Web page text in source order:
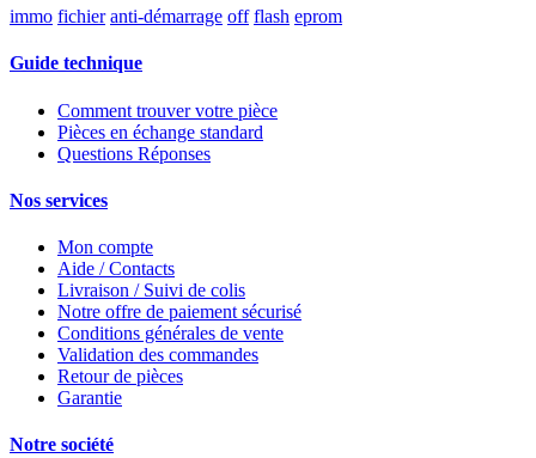
immo fichier anti-démarrage off flash eprom
Guide technique
Comment trouver votre pièce
Pièces en échange standard
Questions Réponses
Nos services
Mon compte
Aide / Contacts
Livraison / Suivi de colis
Notre offre de paiement sécurisé
Conditions générales de vente
Validation des commandes
Retour de pièces
Garantie
Notre société